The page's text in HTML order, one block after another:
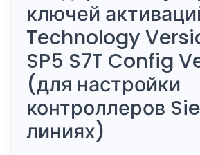
ключей
Technology
SP5 S7T Config
(для настройки
контроллеров
линиях)